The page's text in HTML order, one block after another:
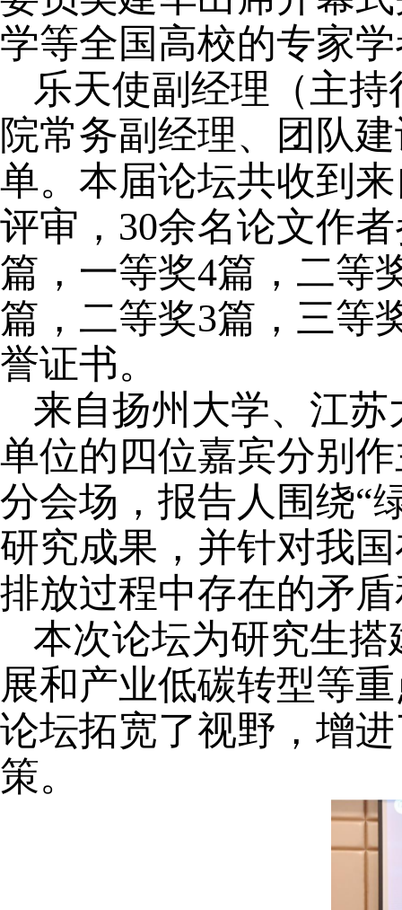
学等全国高校的专家
乐天使副经理（主
院常务副经理、团队
单。本届论坛共收到
评审，30余名论文作
篇，一等奖4篇，二等
篇，二等奖3篇，三等
誉证书。
来自扬州大学、江
单位的四位嘉宾分别
分会场，报告人围绕“
研究成果，并针对我
排放过程中存在的矛
本次论坛为研究生
展和产业低碳转型等
论坛拓宽了视野，增
策。